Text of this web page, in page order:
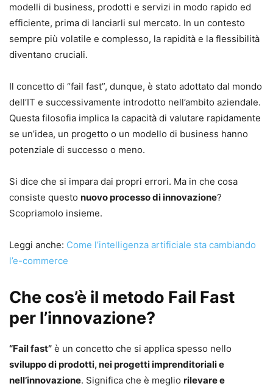
modelli di business, prodotti e servizi in modo rapido ed
efficiente, prima di lanciarli sul mercato. In un contesto
sempre più volatile e complesso, la rapidità e la flessibilità
diventano cruciali.
Il concetto di “fail fast”, dunque, è stato adottato dal mondo
dell’IT e successivamente introdotto nell’ambito aziendale.
Questa filosofia implica la capacità di valutare rapidamente
se un’idea, un progetto o un modello di business hanno
potenziale di successo o meno.
Si dice che si impara dai propri errori. Ma in che cosa
consiste questo nuovo processo di innovazione?
Scopriamolo insieme.
Leggi anche: Come l’intelligenza artificiale sta cambiando
l’e-commerce
Che cos’è il metodo Fail Fast
per l’innovazione?
“Fail fast” è un concetto che si applica spesso nello
sviluppo di prodotti, nei progetti imprenditoriali e
nell’innovazione. Significa che è meglio rilevare e